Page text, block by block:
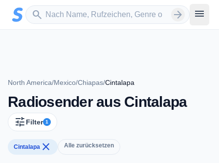
Zum Hauptinhalt springen
search
Sender suchen arrow_forward menu
North America/Mexico/Chiapas/Cintalapa
Radiosender aus Cintalapa
tune Filter 1
Cintalapa close Alle zurücksetzen